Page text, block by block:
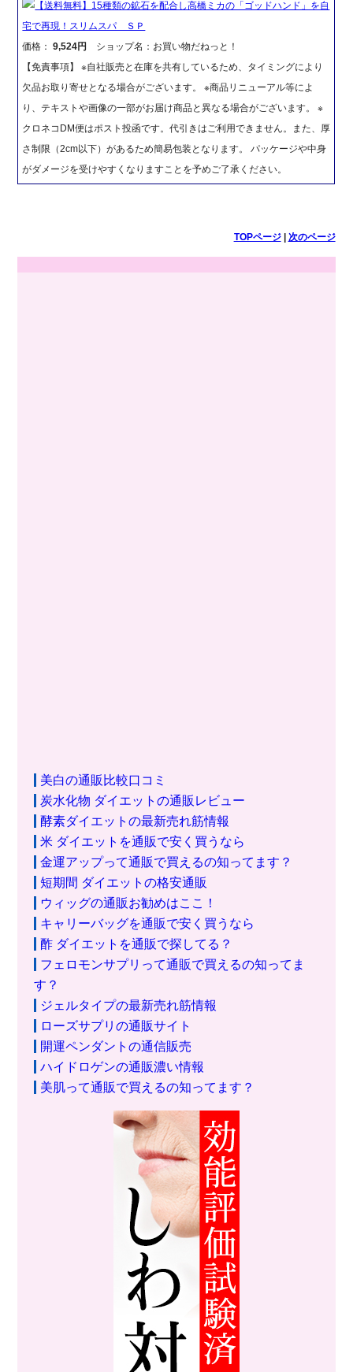
【送料無料】15種類の鉱石を配合し高橋ミカの「ゴッドハンド」を自
宅で再現！スリムスパ ＳＰ
価格：9,524円
ショップ名：お買い物だねっと！
【免責事項】 ※自社販売と在庫を共有しているため、タイミングにより
欠品お取り寄せとなる場合がございます。 ※商品リニューアル等によ
り、テキストや画像の一部がお届け商品と異なる場合がございます。 ※
クロネコDM便はポスト投函です。代引きはご利用できません。また、厚
さ制限（2cm以下）があるため簡易包装となります。 パッケージや中身
がダメージを受けやすくなりますことを予めご了承ください。
TOPページ| 次のページ
美白の通販比較口コミ
炭水化物 ダイエットの通販レビュー
酵素ダイエットの最新売れ筋情報
米 ダイエットを通販で安く買うなら
金運アップって通販で買えるの知ってます？
短期間 ダイエットの格安通販
ウィッグの通販お勧めはここ！
キャリーバッグを通販で安く買うなら
酢 ダイエットを通販で探してる？
フェロモンサプリって通販で買えるの知ってま
す？
ジェルタイプの最新売れ筋情報
ローズサプリの通販サイト
開運ペンダントの通信販売
ハイドロゲンの通販濃い情報
美肌って通販で買えるの知ってます？